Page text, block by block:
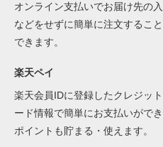
オンライン支払いでお届け先の
などをせずに簡単に注文するこ
できます。
楽天ペイ
楽天会員IDに登録したクレジッ
ード情報で簡単にお支払いができ
ポイントも貯まる・使えます。